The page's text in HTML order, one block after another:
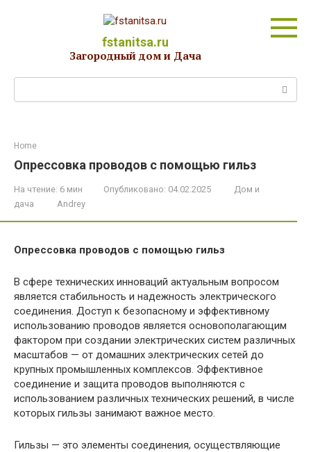
fstanitsa.ru
Загородный дом и Дача
Home
Опрессовка проводов с помощью гильз
На чтение: 6 мин Опубликовано: 04.02.2025
Дом и
дача
Andrey
Опрессовка проводов с помощью гильз
В сфере технических инноваций актуальным вопросом
является стабильность и надежность электрического
соединения. Доступ к безопасному и эффективному
использованию проводов является основополагающим
фактором при создании электрических систем различных
масштабов — от домашних электрических сетей до
крупных промышленных комплексов. Эффективное
соединение и защита проводов выполняются с
использованием различных технических решений, в числе
которых гильзы занимают важное место.
Гильзы — это элементы соединения, осуществляющие